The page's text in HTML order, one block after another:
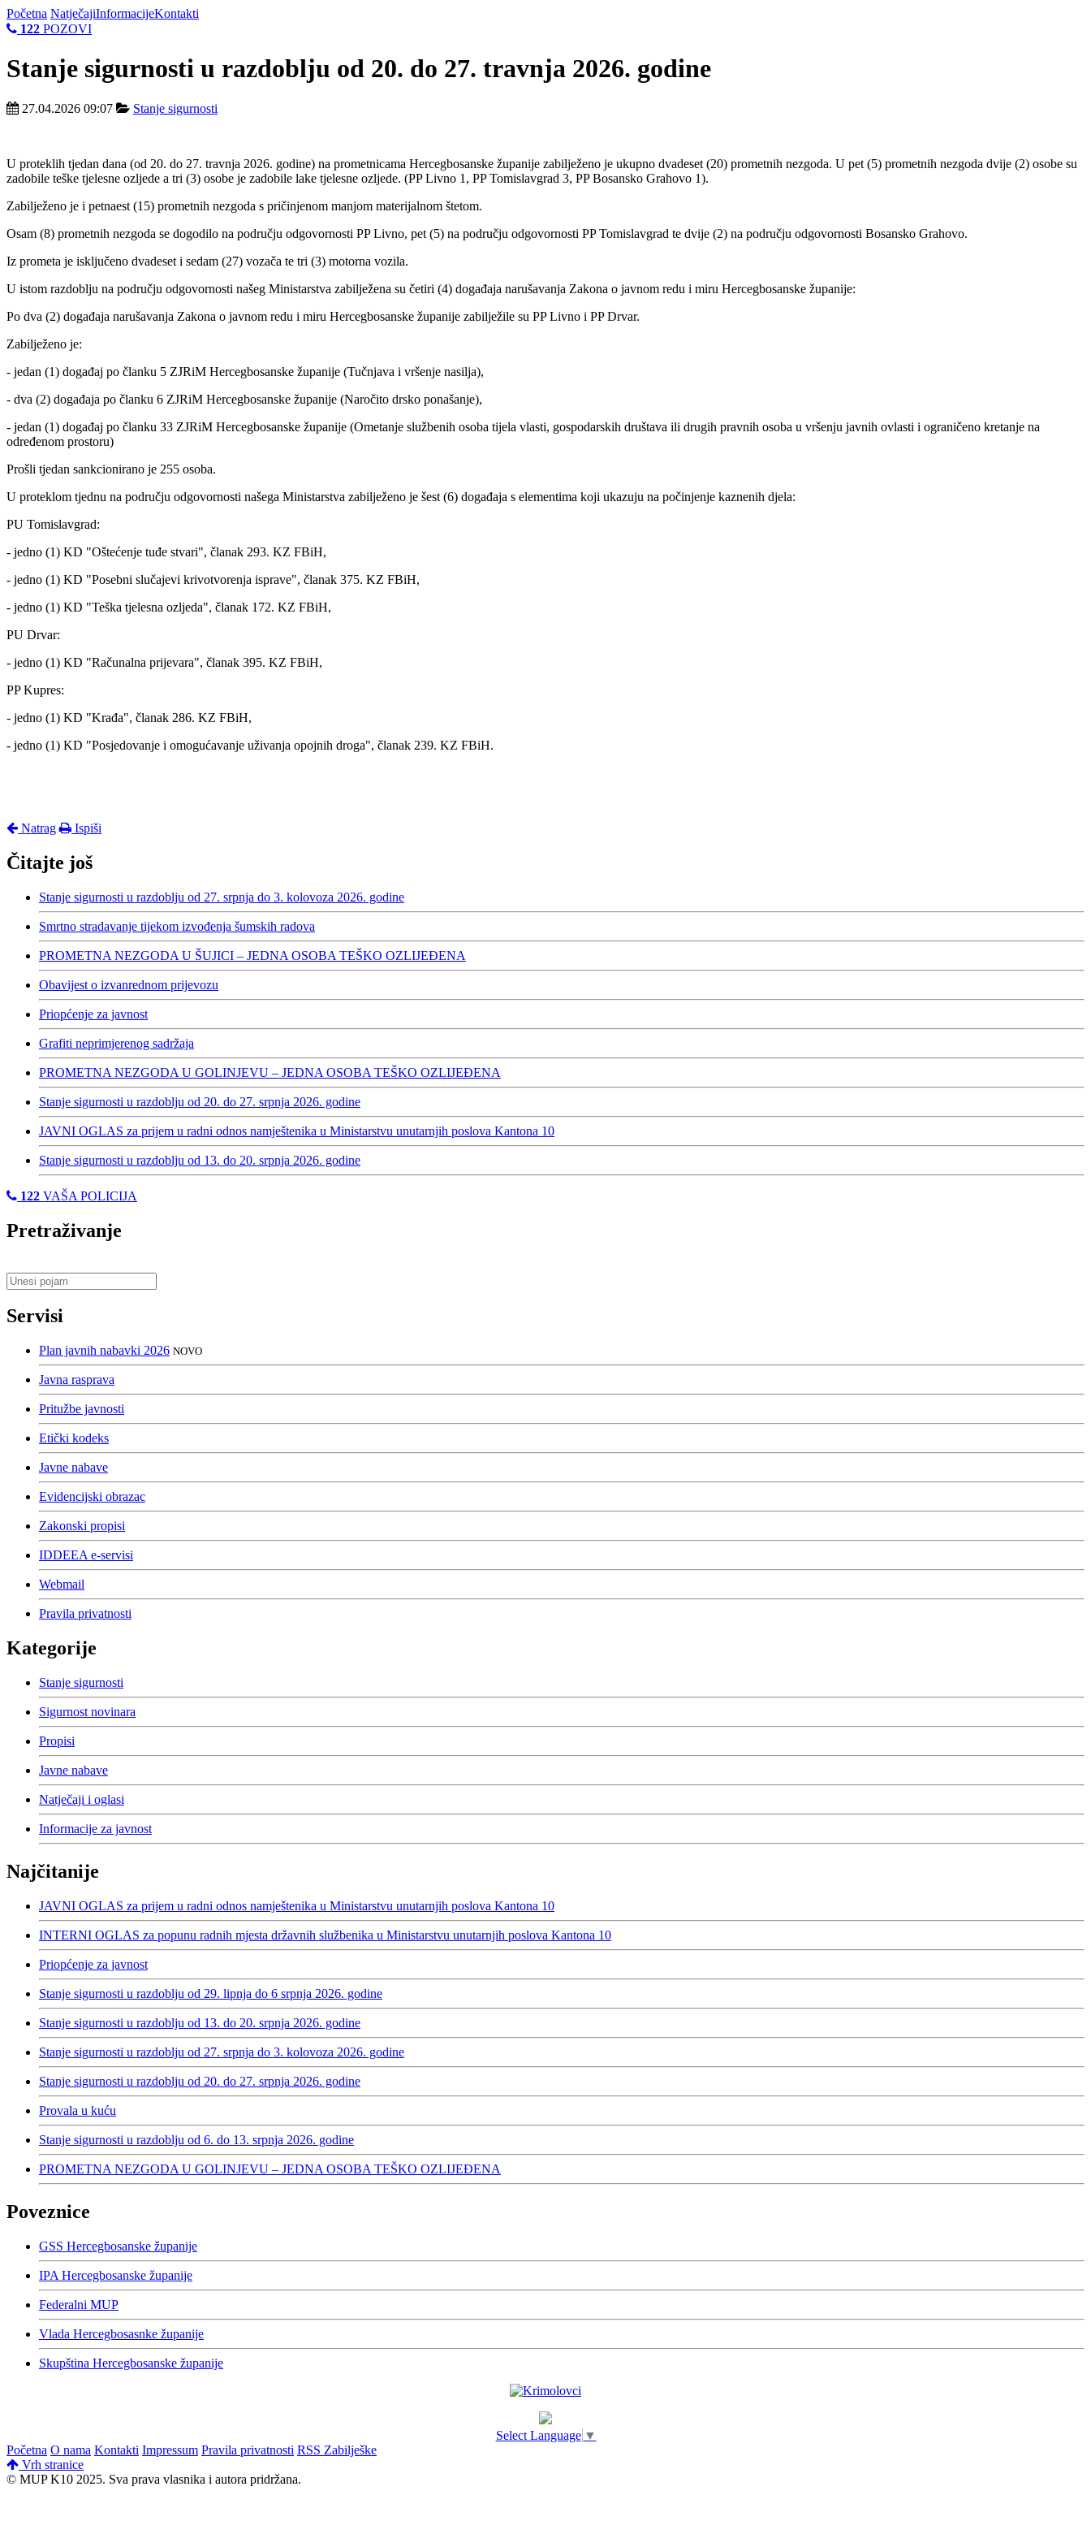
Početna NatječajiInformacijeKontakti
122 POZOVI
Stanje sigurnosti u razdoblju od 20. do 27. travnja 2026. godine
27.04.2026 09:07 Stanje sigurnosti
U proteklih tjedan dana (od 20. do 27. travnja 2026. godine) na prometnicama Hercegbosanske županije zabilježeno je ukupno dvadeset (20) prometnih nezgoda. U pet (5) prometnih nezgoda dvije (2) osobe su
zadobile teške tjelesne ozljede a tri (3) osobe je zadobile lake tjelesne ozljede. (PP Livno 1, PP Tomislavgrad 3, PP Bosansko Grahovo 1).
Zabilježeno je i petnaest (15) prometnih nezgoda s pričinjenom manjom materijalnom štetom.
Osam (8) prometnih nezgoda se dogodilo na području odgovornosti PP Livno, pet (5) na području odgovornosti PP Tomislavgrad te dvije (2) na području odgovornosti Bosansko Grahovo.
Iz prometa je isključeno dvadeset i sedam (27) vozača te tri (3) motorna vozila.
U istom razdoblju na području odgovornosti našeg Ministarstva zabilježena su četiri (4) događaja narušavanja Zakona o javnom redu i miru Hercegbosanske županije:
Po dva (2) događaja narušavanja Zakona o javnom redu i miru Hercegbosanske županije zabilježile su PP Livno i PP Drvar.
Zabilježeno je:
- jedan (1) događaj po članku 5 ZJRiM Hercegbosanske županije (Tučnjava i vršenje nasilja),
- dva (2) događaja po članku 6 ZJRiM Hercegbosanske županije (Naročito drsko ponašanje),
- jedan (1) događaj po članku 33 ZJRiM Hercegbosanske županije (Ometanje službenih osoba tijela vlasti, gospodarskih društava ili drugih pravnih osoba u vršenju javnih ovlasti i ograničeno kretanje na
određenom prostoru)
Prošli tjedan sankcionirano je 255 osoba.
U proteklom tjednu na području odgovornosti našega Ministarstva zabilježeno je šest (6) događaja s elementima koji ukazuju na počinjenje kaznenih djela:
PU Tomislavgrad:
- jedno (1) KD "Oštećenje tuđe stvari", članak 293. KZ FBiH,
- jedno (1) KD "Posebni slučajevi krivotvorenja isprave", članak 375. KZ FBiH,
- jedno (1) KD "Teška tjelesna ozljeda", članak 172. KZ FBiH,
PU Drvar:
- jedno (1) KD "Računalna prijevara", članak 395. KZ FBiH,
PP Kupres:
- jedno (1) KD "Krađa", članak 286. KZ FBiH,
- jedno (1) KD "Posjedovanje i omogućavanje uživanja opojnih droga", članak 239. KZ FBiH.
Natrag Ispiši
Čitajte još
Stanje sigurnosti u razdoblju od 27. srpnja do 3. kolovoza 2026. godine
Smrtno stradavanje tijekom izvođenja šumskih radova
PROMETNA NEZGODA U ŠUJICI – JEDNA OSOBA TEŠKO OZLIJEĐENA
Obavijest o izvanrednom prijevozu
Priopćenje za javnost
Grafiti neprimjerenog sadržaja
PROMETNA NEZGODA U GOLINJEVU – JEDNA OSOBA TEŠKO OZLIJEĐENA
Stanje sigurnosti u razdoblju od 20. do 27. srpnja 2026. godine
JAVNI OGLAS za prijem u radni odnos namještenika u Ministarstvu unutarnjih poslova Kantona 10
Stanje sigurnosti u razdoblju od 13. do 20. srpnja 2026. godine
122 VAŠA POLICIJA
Pretraživanje
Servisi
Plan javnih nabavki 2026 NOVO
Javna rasprava
Pritužbe javnosti
Etički kodeks
Javne nabave
Evidencijski obrazac
Zakonski propisi
IDDEEA e-servisi
Webmail
Pravila privatnosti
Kategorije
Stanje sigurnosti
Sigurnost novinara
Propisi
Javne nabave
Natječaji i oglasi
Informacije za javnost
Najčitanije
JAVNI OGLAS za prijem u radni odnos namještenika u Ministarstvu unutarnjih poslova Kantona 10
INTERNI OGLAS za popunu radnih mjesta državnih službenika u Ministarstvu unutarnjih poslova Kantona 10
Priopćenje za javnost
Stanje sigurnosti u razdoblju od 29. lipnja do 6 srpnja 2026. godine
Stanje sigurnosti u razdoblju od 13. do 20. srpnja 2026. godine
Stanje sigurnosti u razdoblju od 27. srpnja do 3. kolovoza 2026. godine
Stanje sigurnosti u razdoblju od 20. do 27. srpnja 2026. godine
Provala u kuću
Stanje sigurnosti u razdoblju od 6. do 13. srpnja 2026. godine
PROMETNA NEZGODA U GOLINJEVU – JEDNA OSOBA TEŠKO OZLIJEĐENA
Poveznice
GSS Hercegbosanske županije
IPA Hercegbosanske županije
Federalni MUP
Vlada Hercegbosasnke županije
Skupština Hercegbosanske županije
Select Language ▼
Početna O nama Kontakti Impressum Pravila privatnosti RSS Zabilješke
Vrh stranice
© MUP K10 2025. Sva prava vlasnika i autora pridržana.